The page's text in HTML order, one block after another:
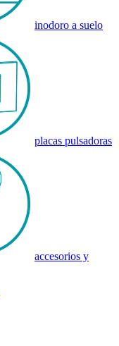
inodoro a suelo
placas pulsadoras
accesorios y